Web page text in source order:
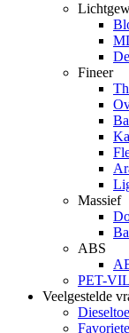
Fineer
Massief
ABS
PET-
Veelgestelde